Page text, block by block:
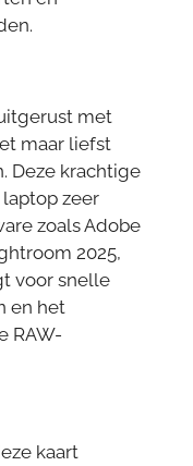
met
maar liefst
Deze krachtige
zeer
zoals Adobe
2025,
voor snelle
en het
RAW-
kaart